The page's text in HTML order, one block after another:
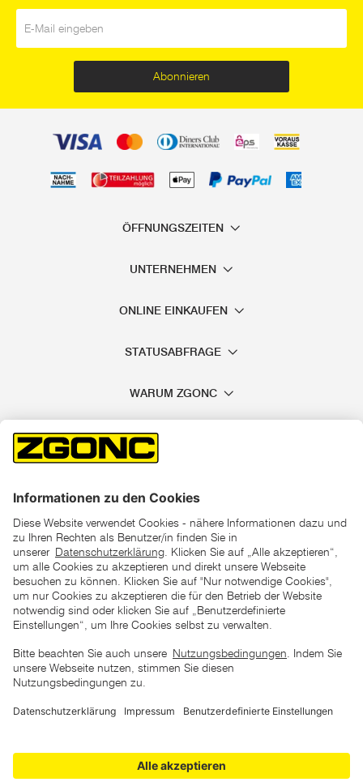
Abonnieren
ÖFFNUNGSZEITEN
UNTERNEHMEN
ONLINE EINKAUFEN
STATUSABFRAGE
WARUM ZGONC
*der "statt"-Preis ist der niedrigste von uns in den letzten 30
Tagen vor Beginn dieser Aktion verlangte Preis
unter den UVP Preisen auf dieser Website sind die
zu verstehen
Copyright © 2026 ZGONC. Alle Rechte vorbehalten.